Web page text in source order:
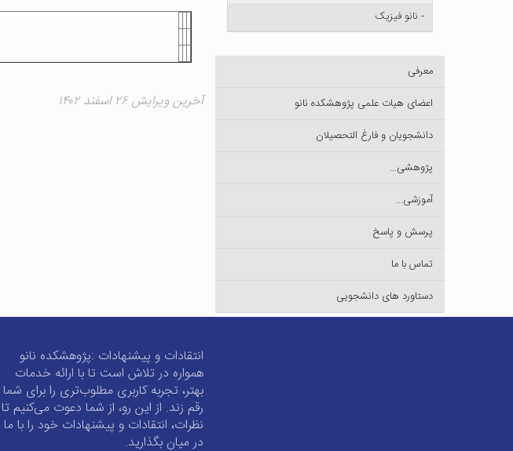
آخرین ویرایش ۲۶ اسفند ۱۴۰۲
- نانو فیزیک
معرفی
اعضای هیات علمی پژوهشکده نانو
دانشجویان و فارغ التحصیلان
پژوهشی...
آموزشی...
پرسش و پاسخ
تماس با ما
دستاورد های دانشجویی
انتقادات و پیشنهادات :پژوهشکده نانو
همواره در تلاش است تا با ارائه خدمات
بهتر، تجربه کاربری مطلوب‌تری را برای شما
رقم زند. از این رو، از شما دعوت می‌کنیم تا
نظرات، انتقادات و پیشنهادات خود را با ما
در میان بگذارید.